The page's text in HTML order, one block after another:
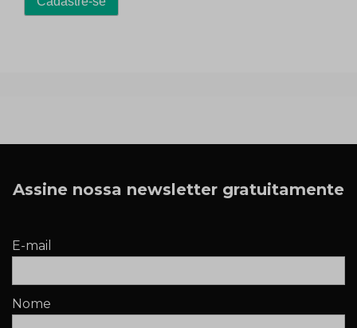
Assine nossa newsletter gratuitamente
E-mail
Nome